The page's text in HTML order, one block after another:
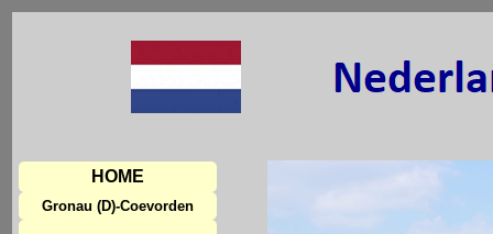
HOME
Gronau (D)-Coevorden